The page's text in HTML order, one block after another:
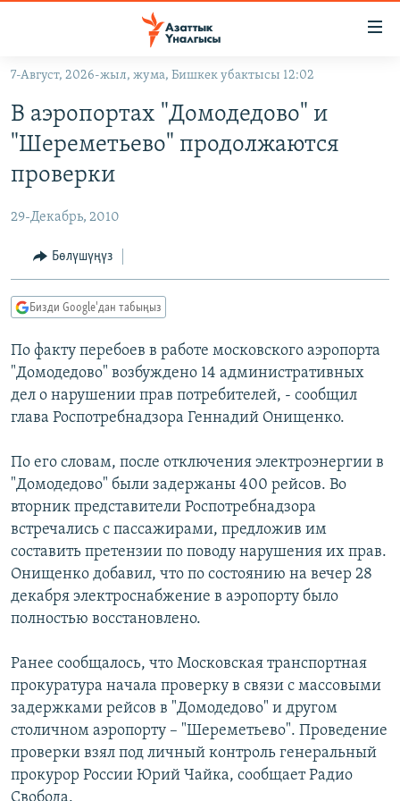
Навигацияга
өтүңүз
Издөөгө
салыңыз
КЫРГЫЗСТАН
КЫРГЫЗСТАН
ЭКОНОМИКА
МАДАНИЯТ
ДҮЙНӨ
БОРБОР АЗИЯ
УКРАИНА
АТАЙЫН ИЛИКТӨӨ
ТВ ПРОГРАММАЛАР
ЭКСПЕРТТЕР ТАЛДАЙТ
БИЗ ЖАНА ДҮЙНӨ
ЭЖЕ-СИҢДИЛЕР
ЫҢГАЙСЫЗ СУРООЛОР
ӨЗГӨЧӨ ПИКИР
Русский
ОНЛАЙН ШЕРИНЕ
ЭЕ/АРнун бардык сайттары
7-Август, 2026-жыл, жума, Бишкек убактысы 12:02
В аэропортах "Домодедово" и
"Шереметьево" продолжаются
проверки
29-Декабрь, 2010
Бөлүшүңүз
Бизди Google'дан табыңыз
По факту перебоев в работе московского аэропорта
"Домодедово" возбуждено 14 административных
дел о нарушении прав потребителей, - сообщил
глава Роспотребнадзора Геннадий Онищенко.
По его словам, после отключения электроэнергии в
"Домодедово" были задержаны 400 рейсов. Во
вторник представители Роспотребнадзора
встречались с пассажирами, предложив им
составить претензии по поводу нарушения их прав.
Онищенко добавил, что по состоянию на вечер 28
декабря электроснабжение в аэропорту было
полностью восстановлено.
Ранее сообщалось, что Московская транспортная
прокуратура начала проверку в связи с массовыми
задержками рейсов в "Домодедово" и другом
столичном аэропорту – "Шереметьево". Проведение
проверки взял под личный контроль генеральный
прокурор России Юрий Чайка, сообщает Радио